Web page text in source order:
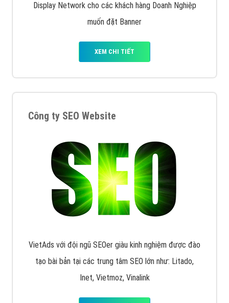
Display Network cho các khách hàng Doanh Nghiệp
muốn đặt Banner
XEM CHI TIẾT
Công ty SEO Website
VietAds với đội ngũ SEOer giàu kinh nghiệm được đào
tạo bài bản tại các trung tâm SEO lớn như: Litado,
Inet, Vietmoz, Vinalink